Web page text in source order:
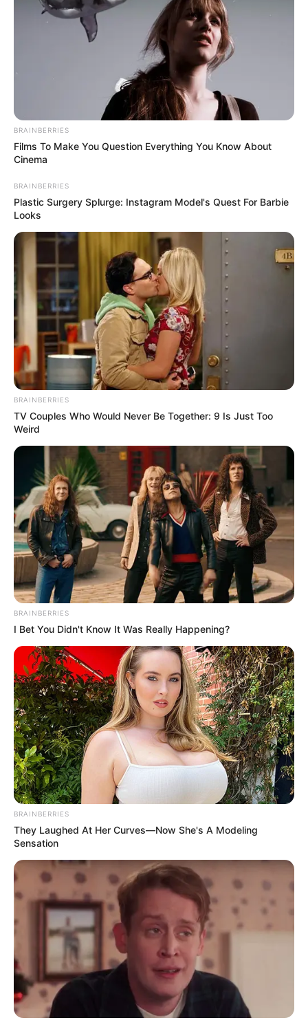
Parcela Única do Saúde 360: Pagamento.
(direto no Youtube
Samuel Camêlo.
Fonte:JASB - Jornal dos Agentes de Saúde do Brasil
www.jasb.com.br.
Edição Geral: JASB.
Encaminhamento de denúncia ao JASB: Acesse aqui
-ad9
O jornalismo do JASB.com.br precisa de você para continuar
marcando ponto na vida das pessoas.Compartilhe as nossas
notícias em suas redes sociais!
BRAINBERRIES
Films To Make You Question Everything You Know About
Cinema
BRAINBERRIES
Plastic Surgery Splurge: Instagram Model's Quest For Barbie
Looks
BRAINBERRIES
TV Couples Who Would Never Be Together: 9 Is Just Too
Weird
BRAINBERRIES
I Bet You Didn't Know It Was Really Happening?
BRAINBERRIES
They Laughed At Her Curves—Now She's A Modeling
Sensation